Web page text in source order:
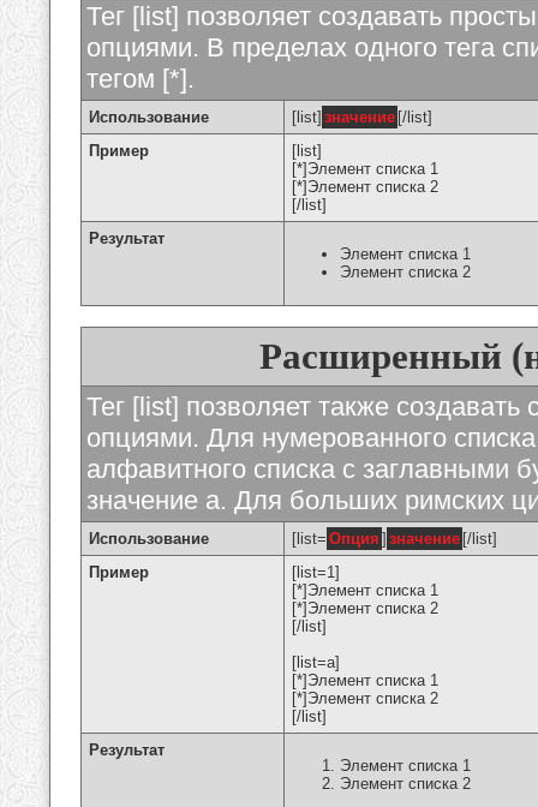
Тег [list] позволяет создавать
опциями. В пределах одного тега
тегом [*].
Использование [list] значение [/list]
Пример
[list]
[*]Элемент списка 1
[*]Элемент списка 2
[/list]
Результат
Элемент списка 1
Элемент списка 2
Расширенный
Тег [list] позволяет также
опциями. Для нумерованного
алфавитного списка с заглавными
значение а. Для больших римских
Использование [list= Опция ] значение [/list]
Пример
[list=1]
[*]Элемент списка 1
[*]Элемент списка 2
[/list]
[list=a]
[*]Элемент списка 1
[*]Элемент списка 2
[/list]
Результат
Элемент списка 1
Элемент списка 2